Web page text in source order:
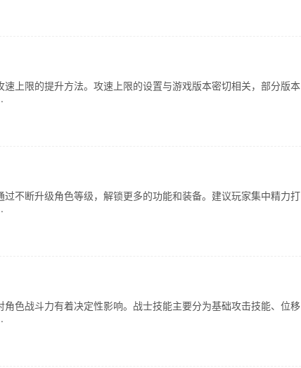
上限的提升方法。攻速上限的设置与游戏版本密切相关，部分版本
不断升级角色等级，解锁更多的功能和装备。建议玩家集中精力打
色战斗力有着决定性影响。战士技能主要分为基础攻击技能、位移